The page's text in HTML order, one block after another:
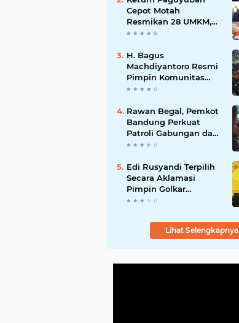
Cepot Motah
Resmikan 28 UMKM,
Siap Gelar Festival
Jalan Braga
H. Bagus
Machdiyantoro Resmi
Pimpin Komunitas
BBC Periode 2026–
Solidaritas dan
Hadirkan Program
Nyata untuk
Masyarakat
Rawan Begal, Pemkot
Bandung Perkuat
Patroli Gabungan dan
Pengawasan Digital
Edi Rusyandi Terpilih
Secara Aklamasi
Pimpin Golkar
Bandung Barat,
Kepemimpinan
Harmonis "TurunLihat Selengkapnya